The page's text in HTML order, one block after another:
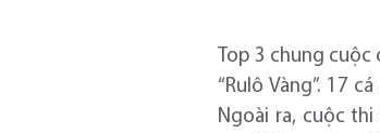
Top 3 chung
“Rulô Vàng”. 17
Ngoài ra, cuộc